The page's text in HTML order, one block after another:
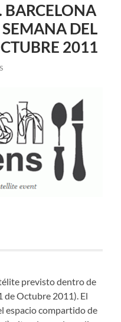
BARCELONA
DEL
2011
previsto dentro de
de Octubre 2011). El
espacio compartido de